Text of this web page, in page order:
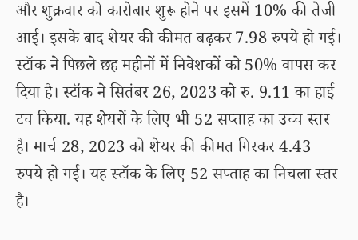
और शुक्रवार को कारोबार शुरू होने पर इसमें 10% की तेजी
आई। इसके बाद शेयर की कीमत बढ़कर 7.98 रुपये हो गई।
स्टॉक ने पिछले छह महीनों में निवेशकों को 50% वापस कर
दिया है। स्टॉक ने सितंबर 26, 2023 को रु. 9.11 का हाई
टच किया. यह शेयरों के लिए भी 52 सप्ताह का उच्च स्तर
है। मार्च 28, 2023 को शेयर की कीमत गिरकर 4.43
रुपये हो गई। यह स्टॉक के लिए 52 सप्ताह का निचला स्तर
है।